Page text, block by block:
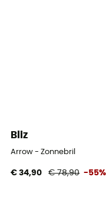
Bliz
Arrow - Zonnebril
€ 34,90 € 78,90 -55%